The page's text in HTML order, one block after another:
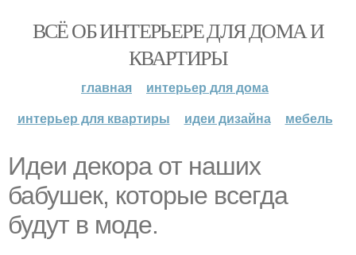
ВСЁ ОБ ИНТЕРЬЕРЕ ДЛЯ ДОМА И
КВАРТИРЫ
главная
интерьер для дома
интерьер для квартиры
идеи дизайна мебель
Идеи декора от наших
бабушек, которые всегда
будут в моде.